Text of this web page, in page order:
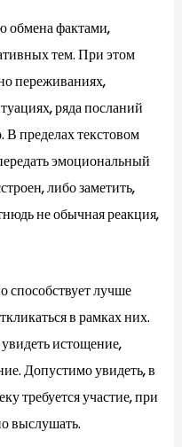
обмена фактами,
тем. При этом
переживаниях,
ряда посланий
В пределах текстовом
эмоциональный
либо заметить,
не обычная реакция,
способствует лучше
в рамках них.
истощение,
Допустимо увидеть, в
требуется участие, при
выслушать.